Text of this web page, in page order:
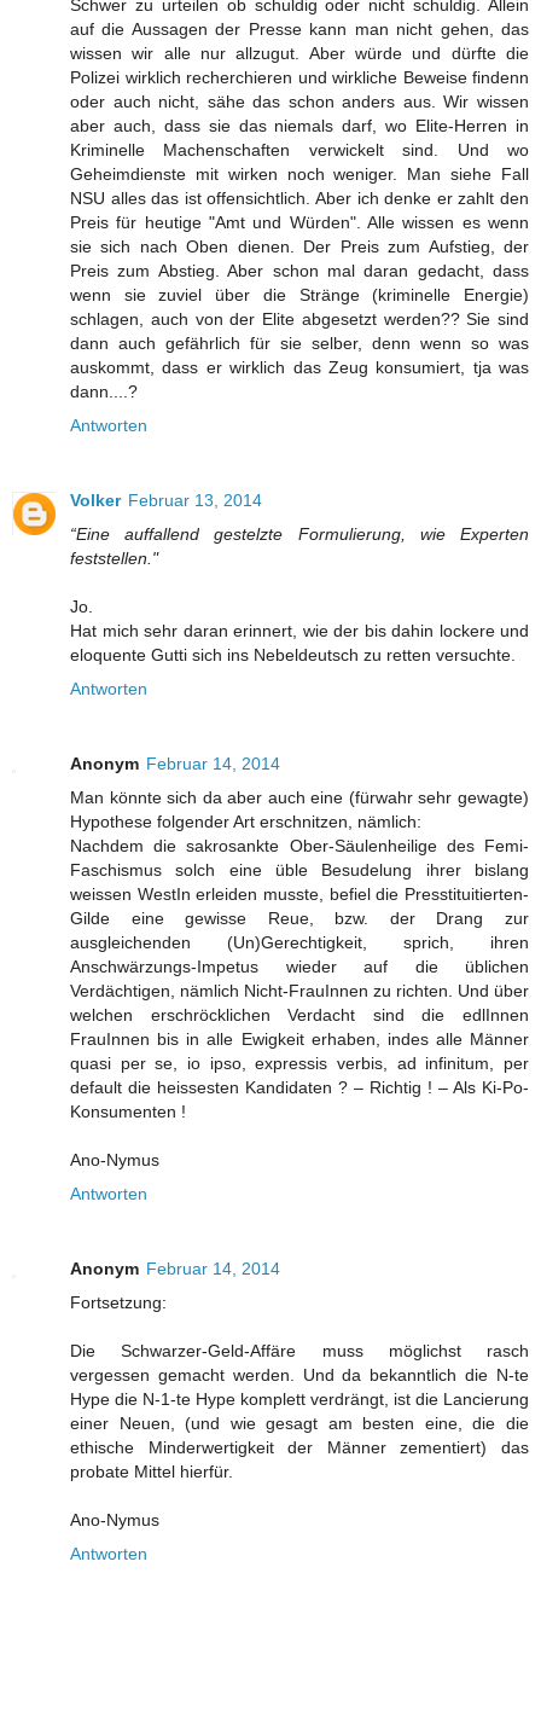
Schwer zu urteilen ob schuldig oder nicht schuldig. Allein
auf die Aussagen der Presse kann man nicht gehen, das
wissen wir alle nur allzugut. Aber würde und dürfte die
Polizei wirklich recherchieren und wirkliche Beweise findenn
oder auch nicht, sähe das schon anders aus. Wir wissen
aber auch, dass sie das niemals darf, wo Elite-Herren in
Kriminelle Machenschaften verwickelt sind. Und wo
Geheimdienste mit wirken noch weniger. Man siehe Fall
NSU alles das ist offensichtlich. Aber ich denke er zahlt den
Preis für heutige "Amt und Würden". Alle wissen es wenn
sie sich nach Oben dienen. Der Preis zum Aufstieg, der
Preis zum Abstieg. Aber schon mal daran gedacht, dass
wenn sie zuviel über die Stränge (kriminelle Energie)
schlagen, auch von der Elite abgesetzt werden?? Sie sind
dann auch gefährlich für sie selber, denn wenn so was
auskommt, dass er wirklich das Zeug konsumiert, tja was
dann....?
Antworten
Volker Februar 13, 2014
“Eine auffallend gestelzte Formulierung, wie Experten
feststellen."
Jo.
Hat mich sehr daran erinnert, wie der bis dahin lockere und
eloquente Gutti sich ins Nebeldeutsch zu retten versuchte.
Antworten
Anonym Februar 14, 2014
Man könnte sich da aber auch eine (fürwahr sehr gewagte)
Hypothese folgender Art erschnitzen, nämlich:
Nachdem die sakrosankte Ober-Säulenheilige des Femi-
Faschismus solch eine üble Besudelung ihrer bislang
weissen WestIn erleiden musste, befiel die Presstituitierten-
Gilde eine gewisse Reue, bzw. der Drang zur
ausgleichenden (Un)Gerechtigkeit, sprich, ihren
Anschwärzungs-Impetus wieder auf die üblichen
Verdächtigen, nämlich Nicht-FrauInnen zu richten. Und über
welchen erschröcklichen Verdacht sind die edlInnen
FrauInnen bis in alle Ewigkeit erhaben, indes alle Männer
quasi per se, io ipso, expressis verbis, ad infinitum, per
default die heissesten Kandidaten ? – Richtig ! – Als Ki-Po-
Konsumenten !
Ano-Nymus
Antworten
Anonym Februar 14, 2014
Fortsetzung:
Die Schwarzer-Geld-Affäre muss möglichst rasch
vergessen gemacht werden. Und da bekanntlich die N-te
Hype die N-1-te Hype komplett verdrängt, ist die Lancierung
einer Neuen, (und wie gesagt am besten eine, die die
ethische Minderwertigkeit der Männer zementiert) das
probate Mittel hierfür.
Ano-Nymus
Antworten